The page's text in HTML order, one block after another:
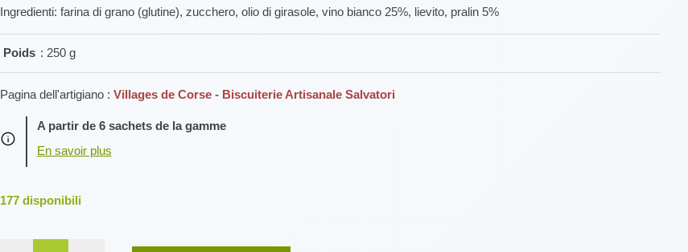
Ingredienti: farina di grano (glutine), zucchero, olio di girasole, vino bianco 25%, lievito, pralin 5%
Poids : 250 g
Pagina dell'artigiano : Villages de Corse - Biscuiterie Artisanale Salvatori
A partir de 6 sachets de la gamme
177 disponibili